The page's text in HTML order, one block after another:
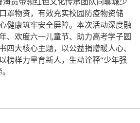
罩物资，有效充实校园防疫物资储
健康筑牢安全屏障。本次活动深度融
、欢度六一儿童节、助力高考学子圆
四大核心主题，以公益捐赠暖人心、
榜样力量育新人，生动诠释“少年强